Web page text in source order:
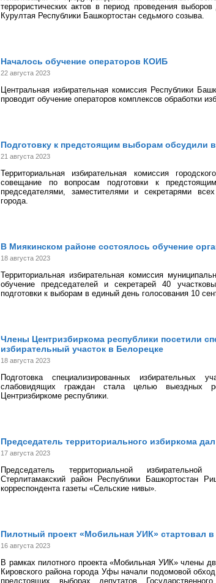
террористических актов в период проведения
Курултая Республики Башкортостан седьмого созыва.
Началось обучение операторов КОИБ
22 августа 2023
Центральная избирательная комиссия Республики
проводит обучение операторов комплексов обработки
Подготовку к предстоящим выборам обсудили
21 августа 2023
Территориальная избирательная комиссия
совещание по вопросам подготовки к
председателями, заместителями и секретарями
города.
В Миякинском районе состоялось обучение
18 августа 2023
Территориальная избирательная комиссия
обучение председателей и секретарей 40
подготовки к выборам в единый день голосования 10
Члены Центризбиркома республики посетили
избирательный участок в Белорецке
18 августа 2023
Подготовка специализированных избирательных
слабовидящих граждан стала целью выездных
Центризбиркоме республики.
Председатель территориального избиркома
17 августа 2023
Председатель территориальной
Стерлитамакский район Республики Башкортостан
корреспондента газеты «Сельские нивы».
Пилотный проект «Мобильная УИК» стартовал
16 августа 2023
В рамках пилотного проекта «Мобильная УИК» члены
Кировского района города Уфы начали подомовой
предстоящих выборах депутатов